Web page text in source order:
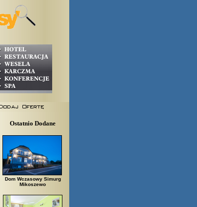
Ostatnio Dodane
Dom Wczasowy Simurg
Mikoszewo